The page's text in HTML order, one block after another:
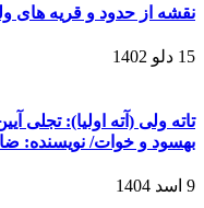
نقشه از حدود و قریه های
15 دلو 1402
تاته ولی (آته اولیا): تجلی
بهسود و خوات/ نویسنده:
9 اسد 1404